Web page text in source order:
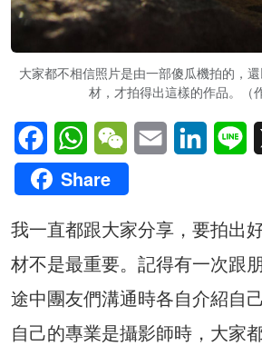
大家都不相信照片是由一部傻瓜機拍的，
材，才拍得出這樣的作品。（
FacebookWhatsAppWeChatEmail LinkedIn
Share
我一直都跟大家分享，要拍出
材不是最重要。記得有一次跟
途中團友們溝通時各自介紹自
自己的專業是攝影師時，大家